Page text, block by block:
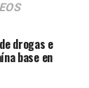
drogas e
base en